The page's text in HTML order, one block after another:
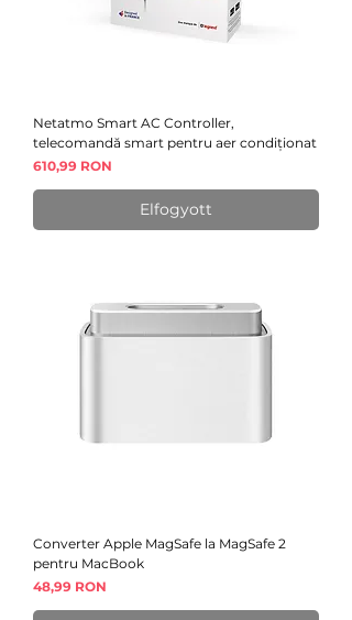
Netatmo Smart AC Controller,
telecomandă smart pentru aer condiționat
Ár
610,99 RON
Elfogyott
Converter Apple MagSafe la MagSafe 2
pentru MacBook
Ár
48,99 RON